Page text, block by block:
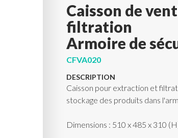
Caisson de
filtration
Armoire de
CFVA020
DESCRIPTION
Caisson pour extraction et
stockage des produits dans
Dimensions : 510 x 485 x 310